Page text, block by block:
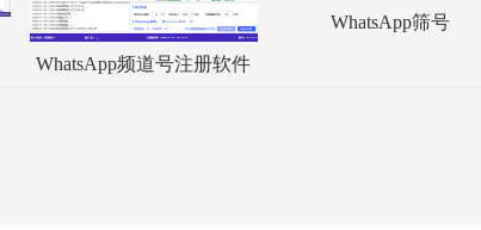
WhatsApp频道号注册软件
WhatsApp筛号